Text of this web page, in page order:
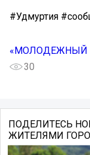
#Удмуртия
«МОЛОДЕЖНЫЙ
30
ПОДЕЛИТЕСЬ
ЖИТЕЛЯМИ